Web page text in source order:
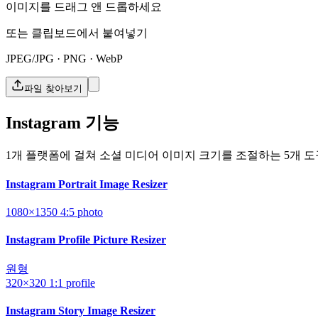
이미지를 드래그 앤 드롭하세요
또는 클립보드에서 붙여넣기
JPEG/JPG · PNG · WebP
파일 찾아보기
Instagram 기능
1개 플랫폼에 걸쳐 소셜 미디어 이미지 크기를 조절하는 5개 도
Instagram Portrait Image Resizer
1080×1350 4:5 photo
Instagram Profile Picture Resizer
원형
320×320 1:1 profile
Instagram Story Image Resizer